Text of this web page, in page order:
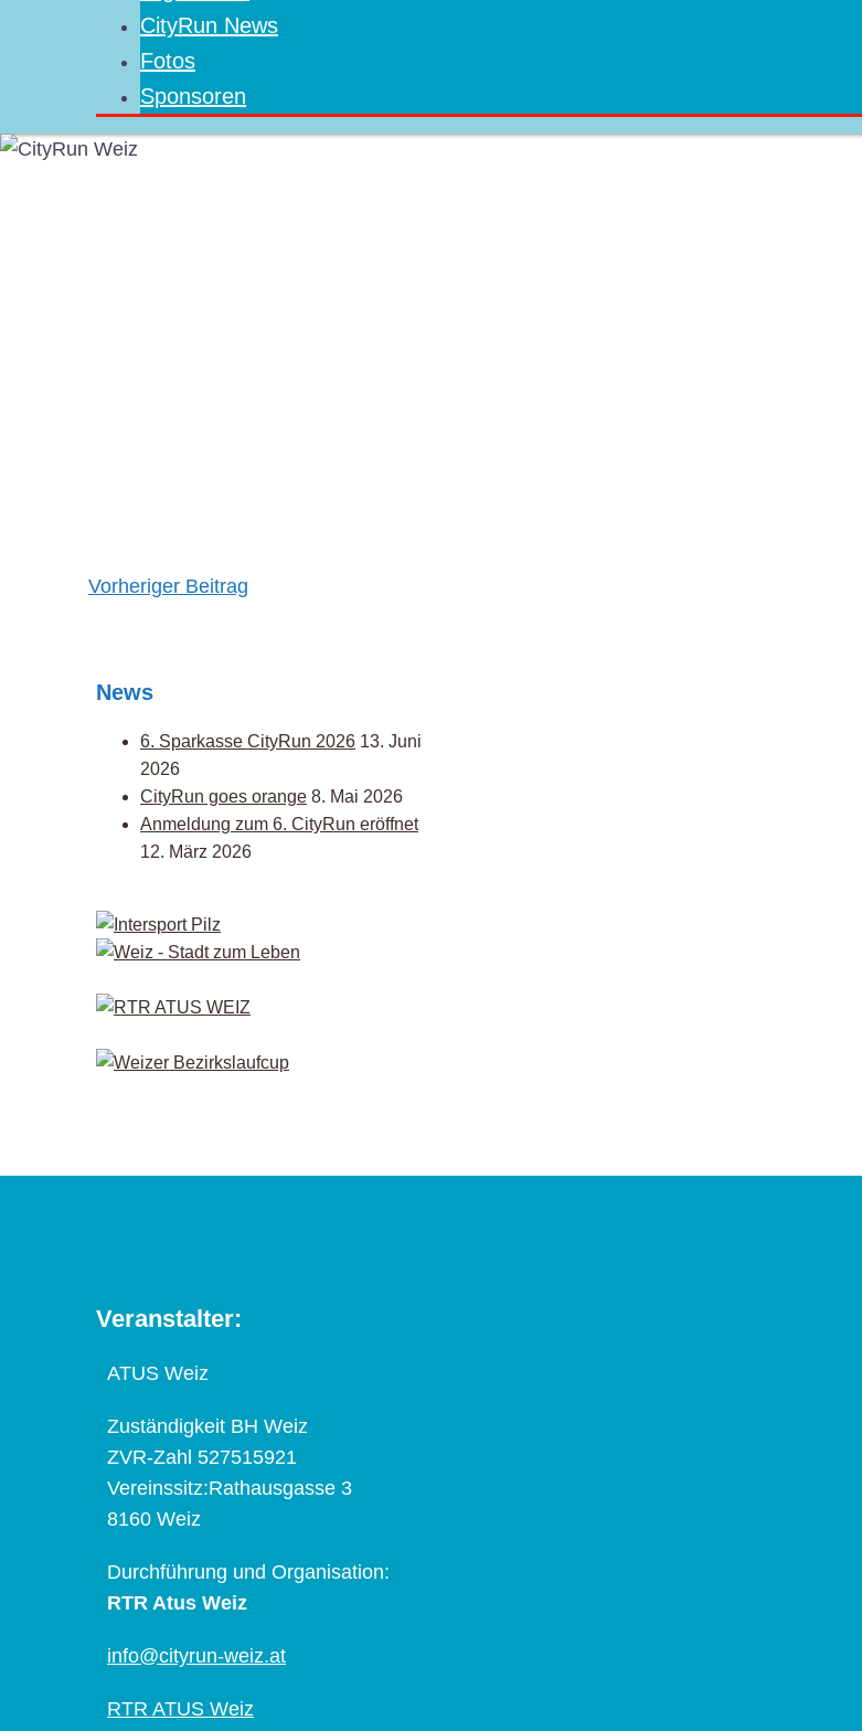
CityRun News
Fotos
Sponsoren
Post
Vorheriger Beitrag
News
6. Sparkasse CityRun 2026 13. Juni
2026
CityRun goes orange 8. Mai 2026
Anmeldung zum 6. CityRun eröffnet
12. März 2026
Veranstalter:
ATUS Weiz
Zuständigkeit BH Weiz
ZVR-Zahl 527515921
Vereinssitz:Rathausgasse 3
8160 Weiz
Durchführung und Organisation:
RTR Atus Weiz
info@cityrun-weiz.at
RTR ATUS Weiz